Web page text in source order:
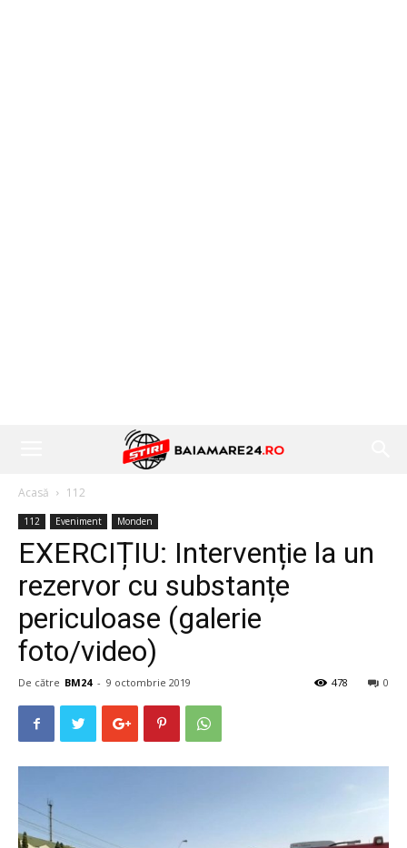
Acasă 112
112 Eveniment Monden
EXERCIȚIU: Intervenție la un
rezervor cu substanțe
periculoase (galerie
foto/video)
De către BM24 - 9 octombrie 2019 0
478